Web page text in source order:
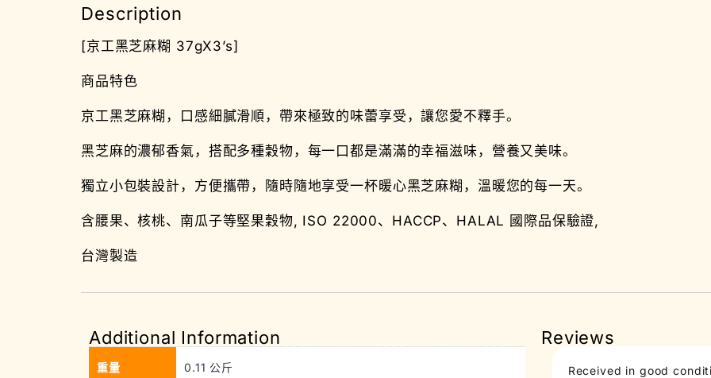
Description
[京工黑芝麻糊 37gX3’s]
商品特色
京工黑芝麻糊，口感細膩滑順，帶來極致的味蕾享受，讓您愛不釋手。
黑芝麻的濃郁香氣，搭配多種穀物，每一口都是滿滿的幸福滋味，營養又美味。
獨立小包裝設計，方便攜帶，隨時隨地享受一杯暖心黑芝麻糊，溫暖您的每一天。
含腰果、核桃、南瓜子等堅果穀物, ISO 22000、HACCP、HALAL 國際品保驗證,
台灣製造
Additional Information
重量 0.11 公斤
Reviews
Received in good